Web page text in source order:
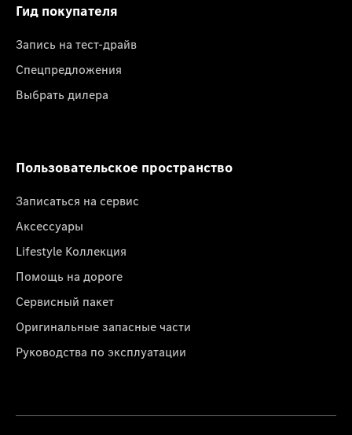
Гид покупателя
Запись на тест-драйв
Спецпредложения
Выбрать дилера
Пользовательское пространство
Записаться на сервис
Аксессуары
Lifestyle Коллекция
Помощь на дороге
Сервисный пакет
Оригинальные запасные части
Руководства по эксплуатации